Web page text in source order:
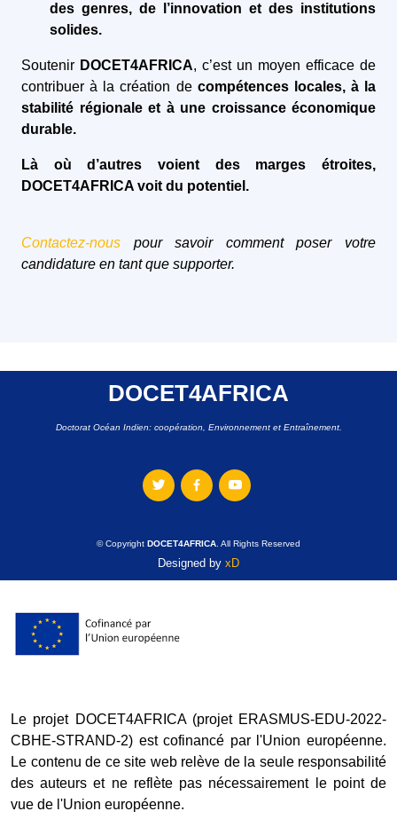
des genres, de l’innovation et des institutions
solides.
Soutenir DOCET4AFRICA, c’est un moyen efficace de
contribuer à la création de compétences locales, à la
stabilité régionale et à une croissance économique
durable.
Là où d’autres voient des marges étroites,
DOCET4AFRICA voit du potentiel.
Contactez-nous pour savoir comment poser votre
candidature en tant que supporter.
DOCET4AFRICA
Doctorat Océan Indien: coopération, Environnement et Entraînement.
© Copyright DOCET4AFRICA . All Rights Reserved
Designed by xD
Le projet DOCET4AFRICA (projet ERASMUS-EDU-2022-
CBHE-STRAND-2) est cofinancé par l'Union européenne.
Le contenu de ce site web relève de la seule responsabilité
des auteurs et ne reflète pas nécessairement le point de
vue de l'Union européenne.